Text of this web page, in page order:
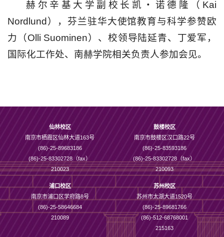
赫尔辛基大学副校长凯・诺德隆（Kai
Nordlund），芬兰驻华大使馆教育与科学参赞欧
力（O lli Suominen）、 校领导陆延青、丁爱军，
国际化工作处、南赫学院相关负责人参加会见。
仙林校区
南京市栖霞区仙林大道163号
(86)-25-89683186
(86)-25-83302728（fax）
210023
鼓楼校区
南京市鼓楼区汉口路22号
(86)-25-83593186
(86)-25-83302728（fax）
210093
浦口校区
南京市浦口区学府路8号
(86)-25-58646684
210089
苏州校区
苏州市太湖大道1520号
(86)-25-89681766
(86)-512-68768001
215163